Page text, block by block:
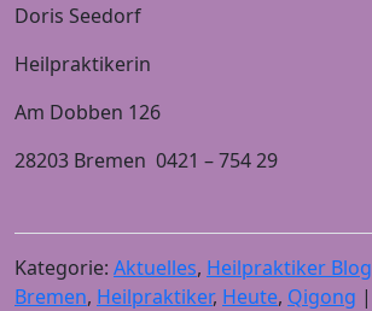
Doris Seedorf
Heilpraktikerin
Am Dobben 126
28203 Bremen 0421 – 754 29
Kategorie: Aktuelles, Heilpraktiker Blog
Bremen, Heilpraktiker, Heute, Qigong |